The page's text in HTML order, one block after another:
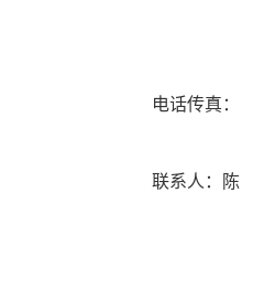
电话传真：
联系人：陈